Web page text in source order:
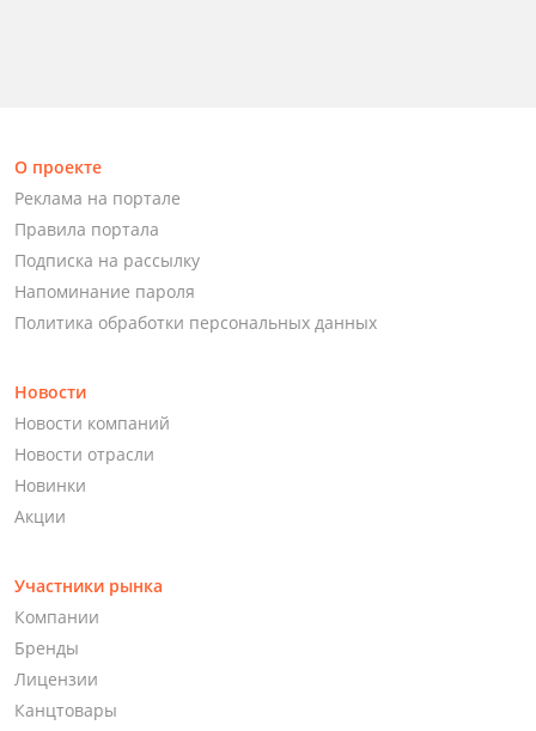
О проекте
Реклама на портале
Правила портала
Подписка на рассылку
Напоминание пароля
Политика обработки персональных данных
Новости
Новости компаний
Новости отрасли
Новинки
Акции
Участники рынка
Компании
Бренды
Лицензии
Канцтовары